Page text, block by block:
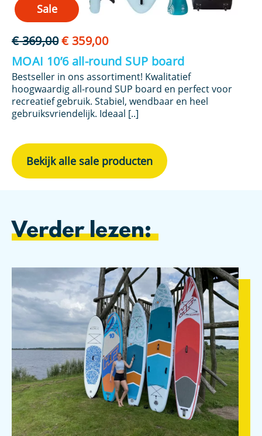
Sale
€369,00Oorspronkelijke
prijs
was:
€ 369,00.
€359,00Huidige
prijs
is:
€ 359,00.
MOAI 10’6 all-round SUP board
Bestseller in ons assortiment! Kwalitatief
hoogwaardig all-round SUP board en perfect voor
recreatief gebruik. Stabiel, wendbaar en heel
gebruiksvriendelijk. Ideaal [..]
Bekijk alle sale producten
Verder lezen: